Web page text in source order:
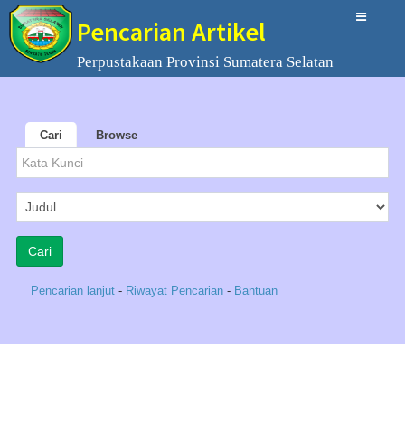
Pencarian Artikel
Perpustakaan Provinsi Sumatera Selatan
Cari Browse
Pencarian lanjut - Riwayat Pencarian - Bantuan